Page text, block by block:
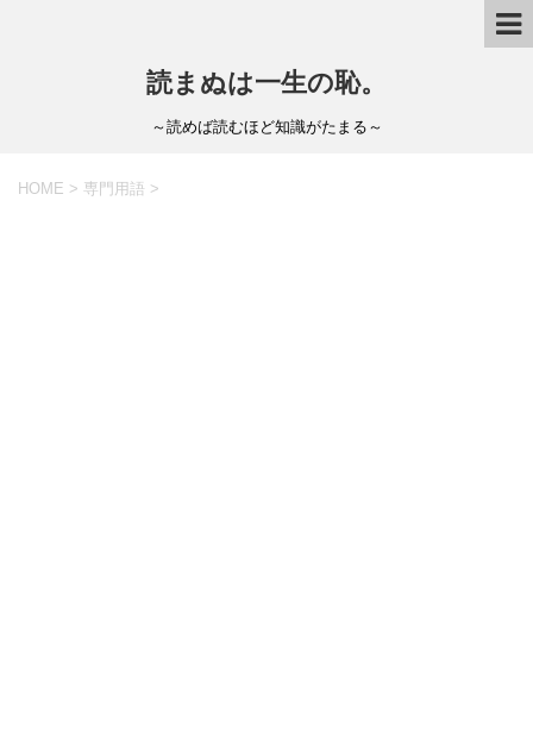
読まぬは一生の恥。
～読めば読むほど知識がたまる～
HOME > 専門用語 >